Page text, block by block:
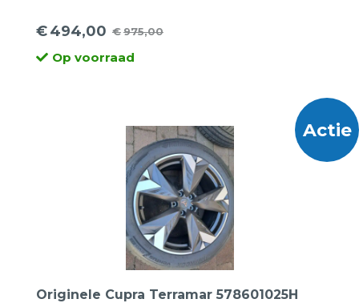
€975,00
Oorspronkelijke
prijs
€494,00
Huidige
prijsOp voorraad
Actie
Originele Cupra Terramar 578601025H